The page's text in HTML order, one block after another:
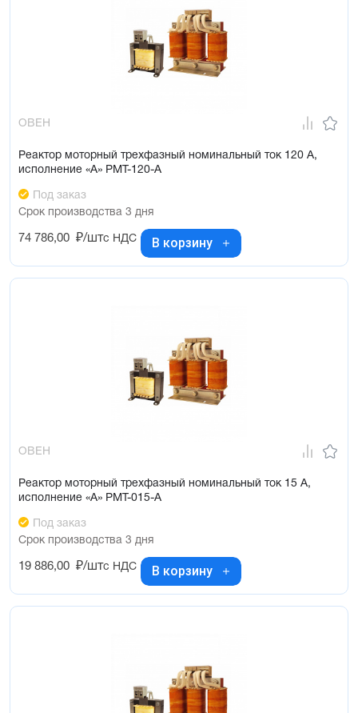
ОВЕН
Реактор моторный трехфазный номинальный ток 120 А,
исполнение «А» РМТ-120-А
Под заказ
Срок производства 3 дня
74 786,00 ₽/штс НДС В корзину
ОВЕН
Реактор моторный трехфазный номинальный ток 15 А,
исполнение «А» РМТ-015-А
Под заказ
Срок производства 3 дня
19 886,00 ₽/штс НДС В корзину